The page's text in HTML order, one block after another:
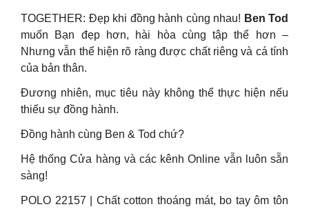
TOGETHER: Đẹp khi đồng hành cùng nhau! Ben Tod
muốn Bạn đẹp hơn, hài hòa cùng tập thể hơn –
Nhưng vẫn thể hiện rõ ràng được chất riêng và cá tính
của bản thân.
Đương nhiên, mục tiêu này không thể thực hiện nếu
thiếu sự đồng hành.
Đồng hành cùng Ben & Tod chứ?
Hệ thống Cửa hàng và các kênh Online vẫn luôn sẵn
sàng!
POLO 22157 | Chất cotton thoáng mát, bo tay ôm tôn